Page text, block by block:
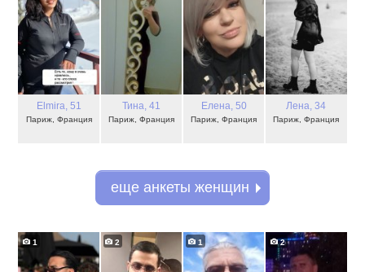
Elmira, 51
Париж, Франция
Тина, 41
Париж, Франция
Елена, 50
Париж, Франция
Лена, 34
Париж, Франция
еще анкеты женщин
1 2 1 2